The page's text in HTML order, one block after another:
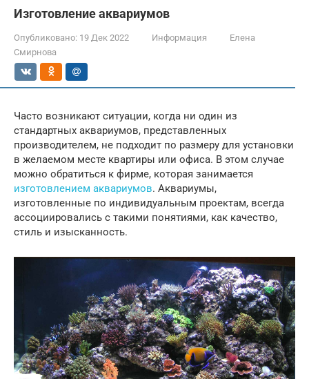
Изготовление аквариумов
Опубликовано: 19 Дек 2022 Информация
Елена
Смирнова
Часто возникают ситуации, когда ни один из
стандартных аквариумов, представленных
производителем, не подходит по размеру для установки
в желаемом месте квартиры или офиса. В этом случае
можно обратиться к фирме, которая занимается
изготовлением аквариумов. Аквариумы,
изготовленные по индивидуальным проектам, всегда
ассоциировались с такими понятиями, как качество,
стиль и изысканность.